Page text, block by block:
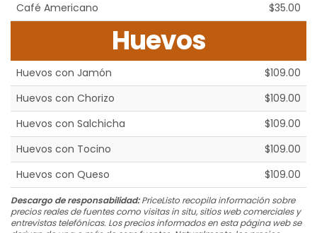
Café Americano
$35.00
Huevos
Huevos con Jamón
$109.00
Huevos con Chorizo
$109.00
Huevos con Salchicha
$109.00
Huevos con Tocino
$109.00
Huevos con Queso
$109.00
Descargo de responsabilidad:PriceListo recopila información sobre
precios reales de fuentes como visitas in situ, sitios web comerciales y
entrevistas telefónicas. Los precios informados en esta página web se